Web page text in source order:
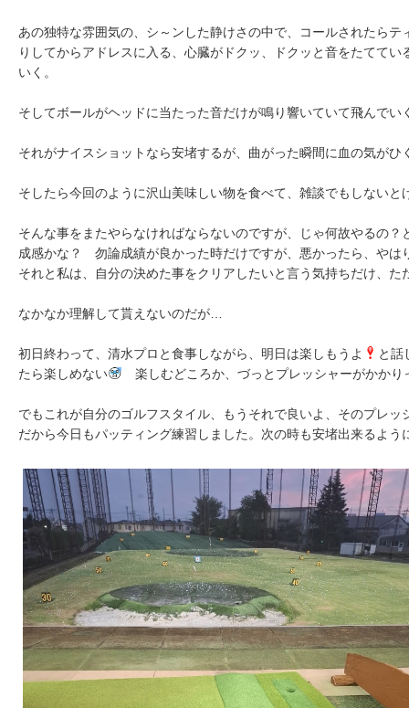
あの独特な雰囲気の、シ～ンした静けさの中で、コールされたら
りしてからアドレスに入る、心臓がドクッ、ドクッと音をたてて
いく。
そしてボールがヘッドに当たった音だけが鳴り響いていて飛んでい
それがナイスショットなら安堵するが、曲がった瞬間に血の気が
そしたら今回のように沢山美味しい物を食べて、雑談でもしないと
そんな事をまたやらなければならないのですが、じゃ何故やるの？
成感かな？ 勿論成績が良かった時だけですが、悪かったら、やは
それと私は、自分の決めた事をクリアしたいと言う気持ちだけ、た
なかなか理解して貰えないのだが…
初日終わって、清水プロと食事しながら、明日は楽しもうよ
と話
たら楽しめない
楽しむどころか、づっとプレッシャーがかかり
でもこれが自分のゴルフスタイル、もうそれで良いよ、そのプレッ
だから今日もパッティング練習しました。次の時も安堵出来るよう